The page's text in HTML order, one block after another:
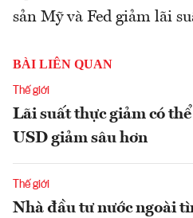
sản Mỹ và Fed giảm lãi
BÀI LIÊN QUAN
Thế giới
Lãi suất thực giảm có
USD giảm sâu hơn
Thế giới
Nhà đầu tư nước ngoài